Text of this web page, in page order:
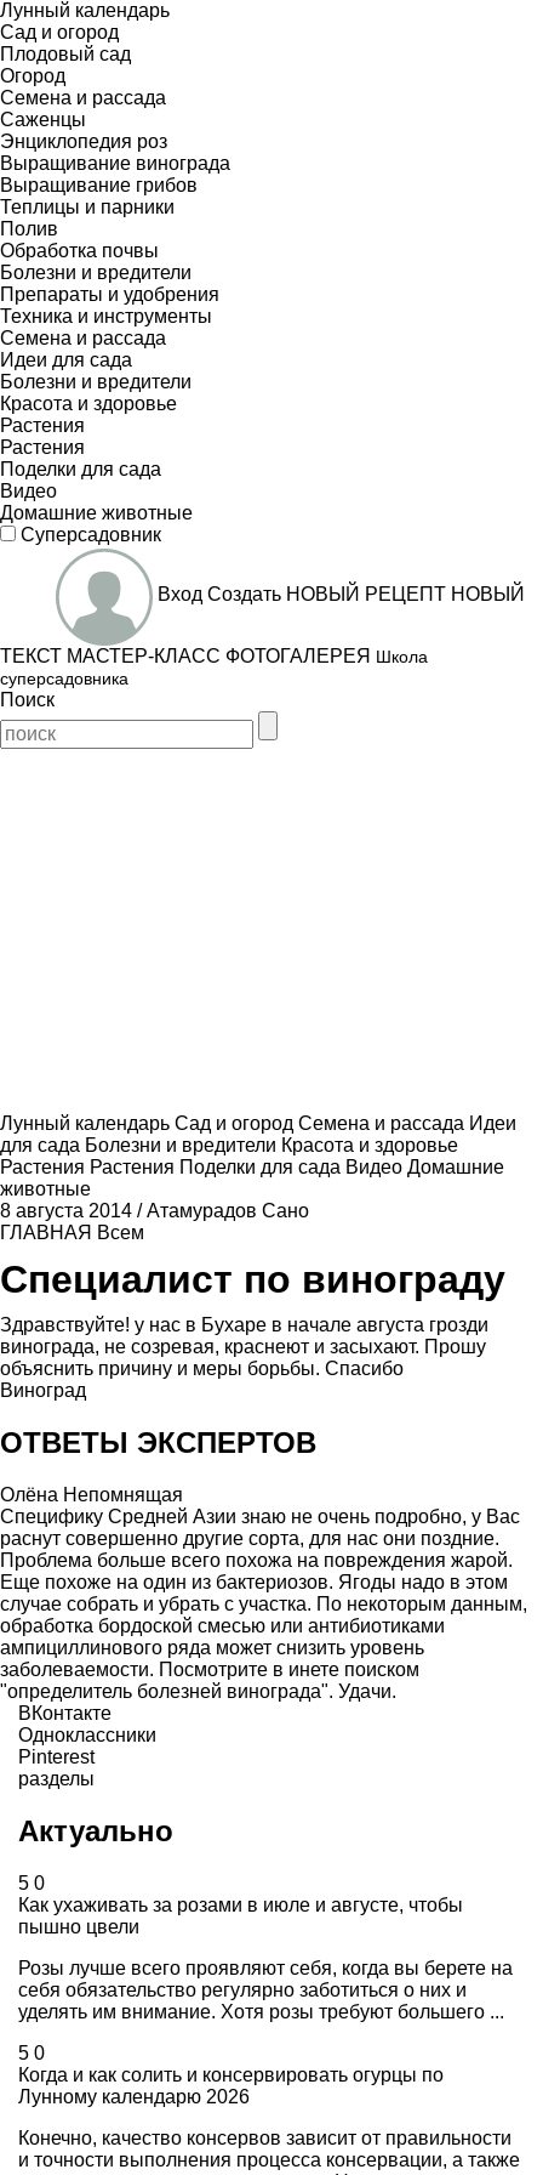
Лунный календарь
Сад и огород
Плодовый сад
Огород
Семена и рассада
Саженцы
Энциклопедия роз
Выращивание винограда
Выращивание грибов
Теплицы и парники
Полив
Обработка почвы
Болезни и вредители
Препараты и удобрения
Техника и инструменты
Семена и рассада
Идеи для сада
Болезни и вредители
Красота и здоровье
Растения
Растения
Поделки для сада
Видео
Домашние животные
Суперсадовник
Вход Создать НОВЫЙ РЕЦЕПТ НОВЫЙ
ТЕКСТ МАСТЕР-КЛАСС ФОТОГАЛЕРЕЯ Школа
суперсадовника
Поиск
Лунный календарь Сад и огород Семена и рассада Идеи
для сада Болезни и вредители Красота и здоровье
Растения Растения Поделки для сада Видео Домашние
животные
8 августа 2014 /Атамурадов Сано
ГЛАВНАЯ Всем
Специалист по винограду
Здравствуйте! у нас в Бухаре в начале августа грозди
винограда, не созревая, краснеют и засыхают. Прошу
объяснить причину и меры борьбы. Спасибо
Виноград
ОТВЕТЫ ЭКСПЕРТОВ
Олёна Непомнящая
Специфику Средней Азии знаю не очень подробно, у Вас
раснут совершенно другие сорта, для нас они поздние.
Проблема больше всего похожа на повреждения жарой.
Еще похоже на один из бактериозов. Ягоды надо в этом
случае собрать и убрать с участка. По некоторым данным,
обработка бордоской смесью или антибиотиками
ампициллинового ряда может снизить уровень
заболеваемости. Посмотрите в инете поиском
"определитель болезней винограда". Удачи.
ВКонтакте
Одноклассники
Pinterest
разделы
Актуально
5 0
Как ухаживать за розами в июле и августе, чтобы
пышно цвели
Розы лучше всего проявляют себя, когда вы берете на
себя обязательство регулярно заботиться о них и
уделять им внимание. Хотя розы требуют большего ...
5 0
Когда и как солить и консервировать огурцы по
Лунному календарю 2026
Конечно, качество консервов зависит от правильности
и точности выполнения процесса консервации, а также